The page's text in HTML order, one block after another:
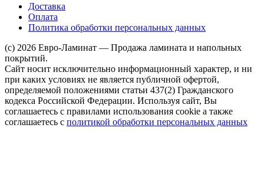
Доставка
Оплата
Политика обработки персональных данных
(c) 2026 Евро-Ламинат — Продажа ламината и напольных
покрытий.
Сайт носит исключительно информационный характер, и ни
при каких условиях не является публичной офертой,
определяемой положениями статьи 437(2) Гражданского
кодекса Российской Федерации. Используя сайт, Вы
соглашаетесь с правилами использования cookie а также
соглашаетесь с политикой обработки персональных данных